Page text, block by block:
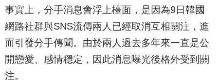
事實上，分手消息會浮上檯面，是因為9日韓國
網路社群與SNS流傳兩人已經取消互相關注，進
而引發分手傳聞。由於兩人過去多年來一直是公
開戀愛、感情穩定，因此消息曝光後格外受到關
注。